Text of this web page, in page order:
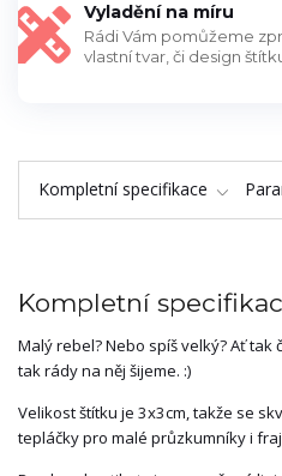
Vyladění na míru
Rádi Vám pomůžeme
vlastní tvar, či design
Kompletní specifikace
Kompletní
Malý rebel? Nebo spíš velký? Ať tak
tak rády na něj šijeme. :)
Velikost štítku je 3x3cm, takže se
tepláčky pro malé průzkumníky i